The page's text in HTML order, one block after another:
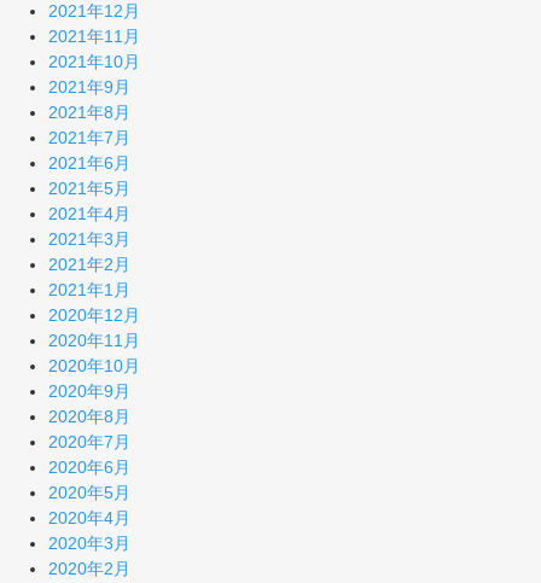
2021年12月
2021年11月
2021年10月
2021年9月
2021年8月
2021年7月
2021年6月
2021年5月
2021年4月
2021年3月
2021年2月
2021年1月
2020年12月
2020年11月
2020年10月
2020年9月
2020年8月
2020年7月
2020年6月
2020年5月
2020年4月
2020年3月
2020年2月